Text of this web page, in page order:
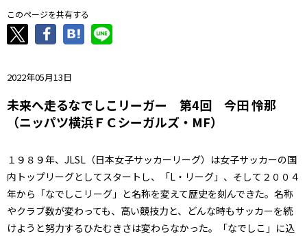
このページを共有する
2022年05月13日
未来へ走るなでしこリーガー 第4回 今田 怜那
（ニッパツ横浜ＦＣシーガルズ・MF）
１９８９年、JLSL（日本女子サッカーリーグ）は女子サッカーの国
内トップリーグとしてスタートし、「L・リーグ」、そして２００４
年から「なでしこリーグ」と名称を変えて歴史を刻んできた。名称
やクラブ数が変わっても、高い競技力と、どんな時もサッカーを続
けようと努力するひたむきさは変わらなかった。「なでしこ」に込